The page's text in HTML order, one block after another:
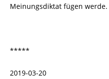
Meinungsdiktat fügen werde.
*****
2019-03-20